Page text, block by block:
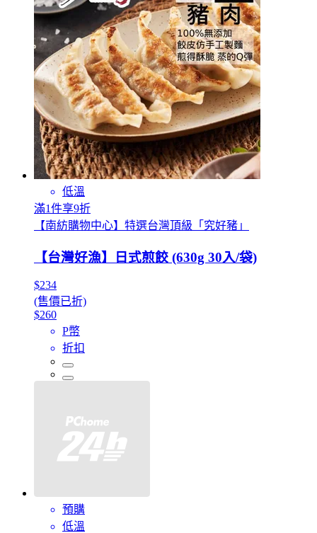
低溫
滿1件享9折
【南紡購物中心】特選台灣頂級「究好豬」
【台灣好漁】日式煎餃 (630g 30入/袋)
$234
(售價已折)
$260
P幣
折扣
預購
低溫